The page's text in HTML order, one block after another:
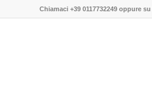
Chiamaci +39 0117732249 oppure su